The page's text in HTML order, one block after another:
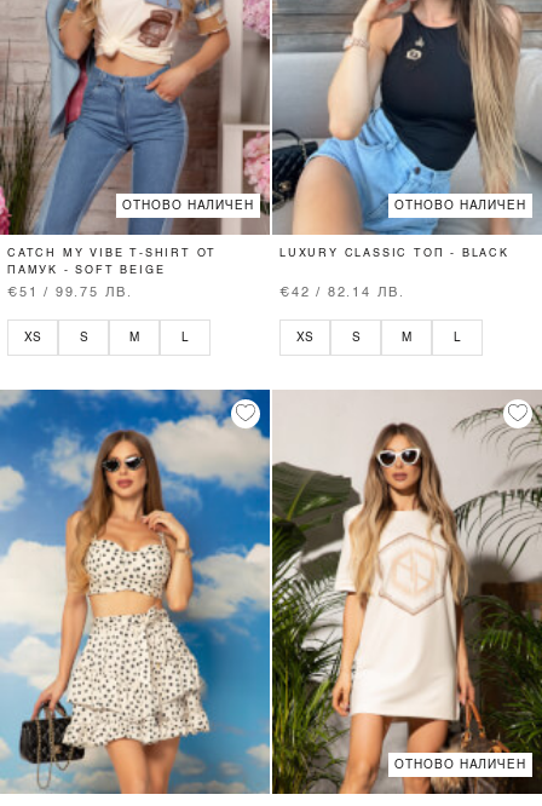
ОТНОВО НАЛИЧЕН
CATCH MY VIBE T-SHIRT ОТ
ПАМУК - SOFT BEIGE
€51 / 99.75 ЛВ.
XS S M
ОТНОВО НАЛИЧЕН
LUXURY CLASSIC ТОП - BLACK
€42 / 82.14 ЛВ.
XS S M
ОТНОВО НАЛИЧЕН